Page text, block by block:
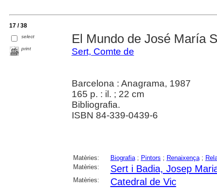
17 / 38
select
print
El Mundo de José María
Sert, Comte de
Barcelona : Anagrama, 1987
165 p. : il. ; 22 cm
Bibliografia.
ISBN 84-339-0439-6
Matèries: Biografia; Pintors ; Renaixença;
Matèries:
Sert i Badia, Josep
Matèries: Catedral de Vic